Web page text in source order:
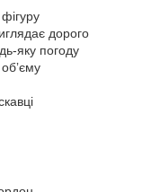
дорого
яку погоду